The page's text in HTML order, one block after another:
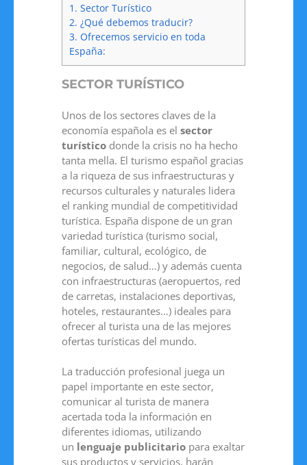
1. Sector Turístico
2. ¿Qué debemos traducir?
3. Ofrecemos servicio en toda
España:
SECTOR TURÍSTICO
Unos de los sectores claves de la
economía española es el sector
turístico donde la crisis no ha hecho
tanta mella. El turismo español gracias
a la riqueza de sus infraestructuras y
recursos culturales y naturales lidera
el ranking mundial de competitividad
turística. España dispone de un gran
variedad turística (turismo social,
familiar, cultural, ecológico, de
negocios, de salud…) y además cuenta
con infraestructuras (aeropuertos, red
de carretas, instalaciones deportivas,
hoteles, restaurantes…) ideales para
ofrecer al turista una de las mejores
ofertas turísticas del mundo.
La traducción profesional juega un
papel importante en este sector,
comunicar al turista de manera
acertada toda la información en
diferentes idiomas, utilizando
un lenguaje publicitario para exaltar
sus productos y servicios, harán